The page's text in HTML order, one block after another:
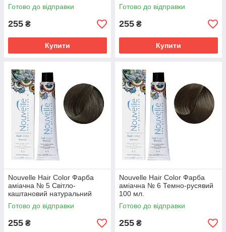
Готово до відправки
255 ₴
Купити
Готово до відправки
255 ₴
Купити
Nouvelle Hair Color Фарба
аміачна № 5 Світло-
каштановий натуральний
теплий 100 мл.
Готово до відправки
255 ₴
Nouvelle Hair Color Фарба
аміачна № 6 Темно-русявий
100 мл.
Готово до відправки
255 ₴